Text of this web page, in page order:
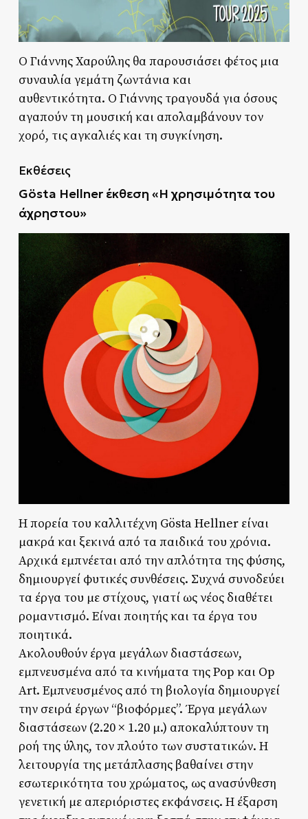
Ο Γιάννης Χαρούλης θα παρουσιάσει φέτος μια
συναυλία γεμάτη ζωντάνια και
αυθεντικότητα. Ο Γιάννης τραγουδά για όσους
αγαπούν τη μουσική και απολαμβάνουν τον
χορό, τις αγκαλιές και τη συγκίνηση.
Εκθέσεις
Gösta Hellner έκθεση «Η χρησιμότητα του
άχρηστου»
Η πορεία του καλλιτέχνη Gösta Hellner είναι
μακρά και ξεκινά από τα παιδικά του χρόνια.
Αρχικά εμπνέεται από την απλότητα της φύσης,
δημιουργεί φυτικές συνθέσεις. Συχνά συνοδεύει
τα έργα του με στίχους, γιατί ως νέος διαθέτει
ρομαντισμό. Είναι ποιητής και τα έργα του
ποιητικά.
Ακολουθούν έργα μεγάλων διαστάσεων,
εμπνευσμένα από τα κινήματα της Pop και Op
Art. Εμπνευσμένος από τη βιολογία δημιουργεί
την σειρά έργων “βιοφόρμες”. Έργα μεγάλων
διαστάσεων (2.20 × 1.20 μ.) αποκαλύπτουν τη
ροή της ύλης, τον πλούτο των συστατικών. Η
λειτουργία της μετάπλασης βαθαίνει στην
εσωτερικότητα του χρώματος, ως ανασύνθεση
γενετική με απεριόριστες εκφάνσεις. Η έξαρση